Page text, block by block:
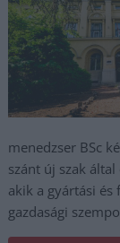
menedzser BSc
szánt új szak
akik a gyártási
gazdasági